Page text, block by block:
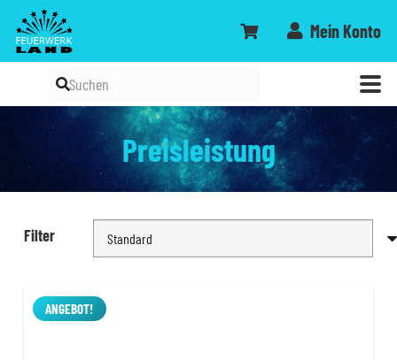
Mein Konto
Preisleistung
Filter
ANGEBOT!